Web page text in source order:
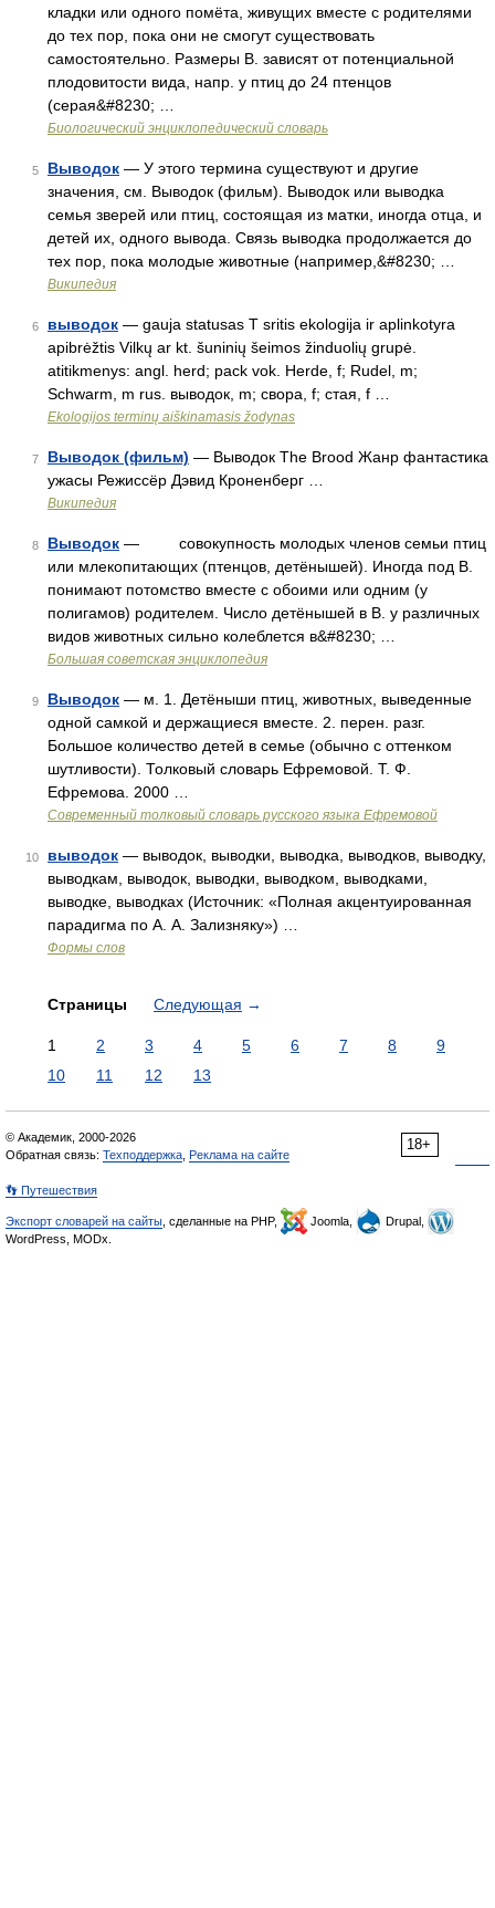
кладки или одного помёта, живущих вместе с родителями
до тех пор, пока они не смогут существовать
самостоятельно. Размеры В. зависят от потенциальной
плодовитости вида, напр. у птиц до 24 птенцов
(серая&#8230; …
Биологический энциклопедический словарь
5 Выводок — У этого термина существуют и другие
значения, см. Выводок (фильм). Выводок или выводка
семья зверей или птиц, состоящая из матки, иногда отца, и
детей их, одного вывода. Связь выводка продолжается до
тех пор, пока молодые животные (например,&#8230; …
Википедия
6 выводок — gauja statusas T sritis ekologija ir aplinkotyra
apibrėžtis Vilkų ar kt. šuninių šeimos žinduolių grupė.
atitikmenys: angl. herd; pack vok. Herde, f; Rudel, m;
Schwarm, m rus. выводок, m; свора, f; стая, f …
Ekologijos terminų aiškinamasis žodynas
7 Выводок (фильм) — Выводок The Brood Жанр фантастика
ужасы Режиссёр Дэвид Кроненберг …
Википедия
8 Выводок — совокупность молодых членов семьи птиц
или млекопитающих (птенцов, детёнышей). Иногда под В.
понимают потомство вместе с обоими или одним (у
полигамов) родителем. Число детёнышей в В. у различных
видов животных сильно колеблется в&#8230; …
Большая советская энциклопедия
9 Выводок — м. 1. Детёныши птиц, животных, выведенные
одной самкой и держащиеся вместе. 2. перен. разг.
Большое количество детей в семье (обычно с оттенком
шутливости). Толковый словарь Ефремовой. Т. Ф.
Ефремова. 2000 …
Современный толковый словарь русского языка Ефремовой
10 выводок — выводок, выводки, выводка, выводков, выводку,
выводкам, выводок, выводки, выводком, выводками,
выводке, выводках (Источник: «Полная акцентуированная
парадигма по А. А. Зализняку») …
Формы слов
Страницы Следующая →
1 2 3 4 5 6 7 8
9
10
11 12 13
18+
© Академик, 2000-2026
Обратная связь: Техподдержка Реклама на сайте
👣 Путешествия
Экспорт словарей на сайты , сделанные на PHP, Joomla,
Drupal,
WordPress, MODx.